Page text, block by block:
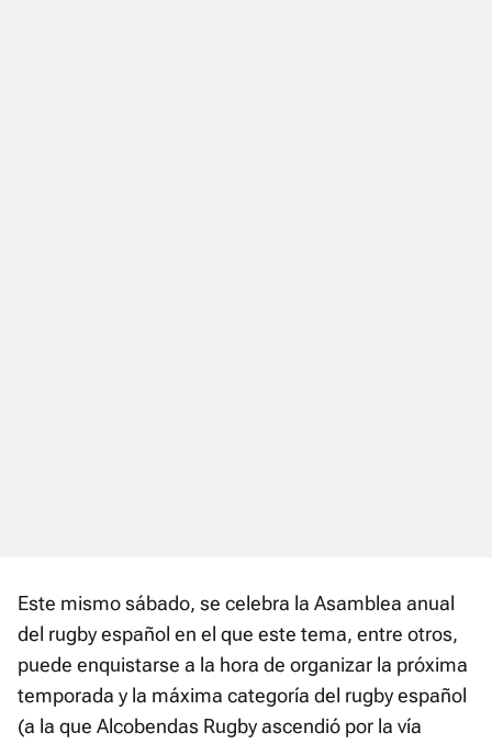
Este mismo sábado, se celebra la Asamblea anual
del rugby español en el que este tema, entre otros,
puede enquistarse a la hora de organizar la próxima
temporada y la máxima categoría del rugby español
(a la que Alcobendas Rugby ascendió por la vía